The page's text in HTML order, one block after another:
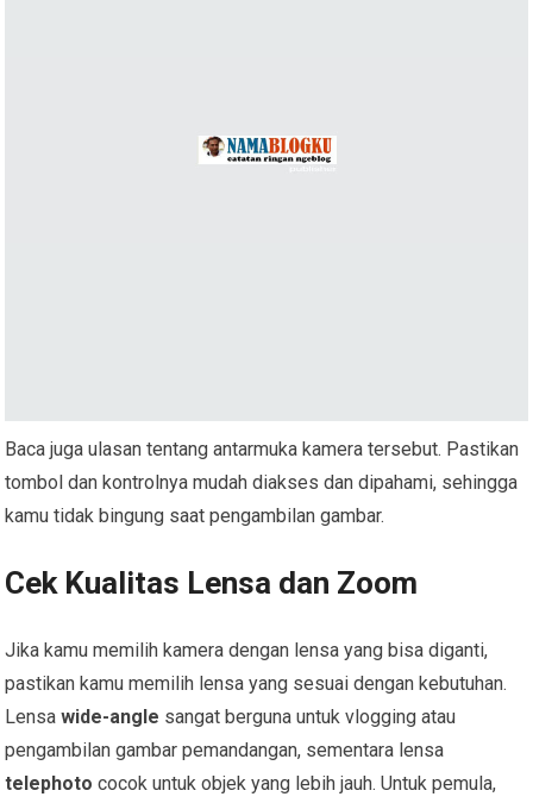
Baca juga ulasan tentang antarmuka kamera tersebut. Pastikan
tombol dan kontrolnya mudah diakses dan dipahami, sehingga
kamu tidak bingung saat pengambilan gambar.
Cek Kualitas Lensa dan Zoom
Jika kamu memilih kamera dengan lensa yang bisa diganti,
pastikan kamu memilih lensa yang sesuai dengan kebutuhan.
Lensawide-angle sangat berguna untuk vlogging atau
pengambilan gambar pemandangan, sementara lensa
telephoto cocok untuk objek yang lebih jauh. Untuk pemula,